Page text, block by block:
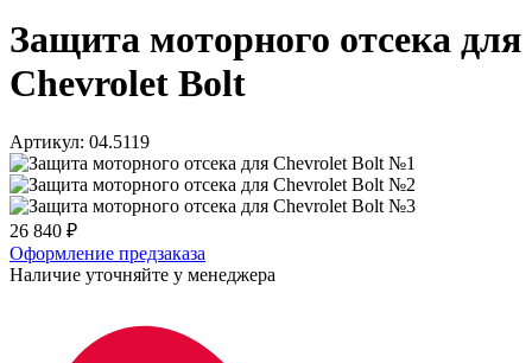
Защита моторного отсека для
Chevrolet Bolt
Артикул: 04.5119
26 840 ₽
Оформление предзаказа
Наличие уточняйте у менеджера